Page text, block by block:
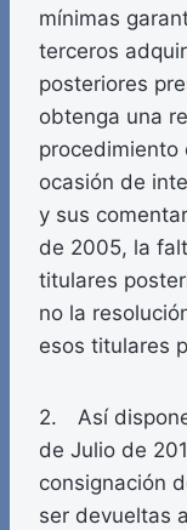
mínimas
terceros
posteriores
obtenga una
procedimiento
ocasión de
y sus
de 2005, la
titulares
no la
esos titulares
2. Así
de Julio de
consignación
ser devueltas